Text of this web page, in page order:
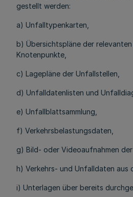
gestellt werden:
a) Unfalltypenkarten,
b) Übersichtspläne der
Knotenpunkte,
c) Lagepläne der Unfallstellen,
d) Unfalldatenlisten und
e) Unfallblattsammlung,
f) Verkehrsbelastungsdaten,
g) Bild- oder Videoaufnahmen der
h) Verkehrs- und Unfalldaten aus
i) Unterlagen über bereits